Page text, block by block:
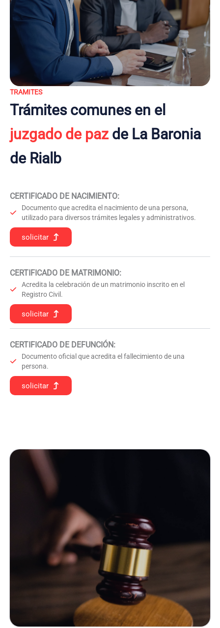
TRAMITES
Trámites comunes en el
juzgado de pazde La Baronia
de Rialb
CERTIFICADO DE NACIMIENTO:
Documento que acredita el nacimiento de una persona,
utilizado para diversos trámites legales y administrativos.
solicitar
CERTIFICADO DE MATRIMONIO:
Acredita la celebración de un matrimonio inscrito en el
Registro Civil.
solicitar
CERTIFICADO DE DEFUNCIÓN:
Documento oficial que acredita el fallecimiento de una
persona.
solicitar